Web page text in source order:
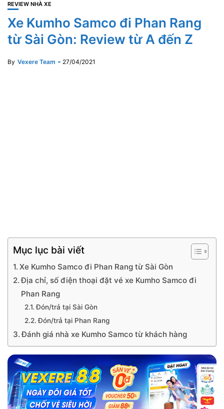
REVIEW NHÀ XE
Xe Kumho Samco đi Phan Rang
từ Sài Gòn: Review từ A đến Z
By Vexere Team 27/04/2021
Mục lục bài viết
Xe Kumho Samco đi Phan Rang từ Sài Gòn
Địa chỉ, số điện thoại đặt vé xe Kumho Samco đi
Phan Rang
Đón/trả tại Sài Gòn
Đón/trả tại Phan Rang
Đánh giá nhà xe Kumho Samco từ khách hàng